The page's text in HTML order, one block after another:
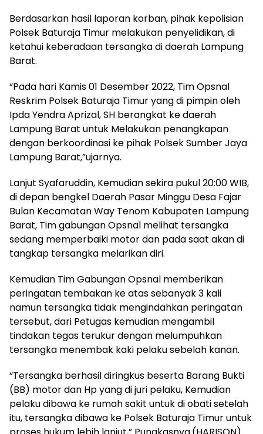
Berdasarkan hasil laporan korban, pihak kepolisian
Polsek Baturaja Timur melakukan penyelidikan, di
ketahui keberadaan tersangka di daerah Lampung
Barat.
“Pada hari Kamis 01 Desember 2022, Tim Opsnal
Reskrim Polsek Baturaja Timur yang di pimpin oleh
Ipda Yendra Aprizal, SH berangkat ke daerah
Lampung Barat untuk Melakukan penangkapan
dengan berkoordinasi ke pihak Polsek Sumber Jaya
Lampung Barat,”ujarnya.
Lanjut Syafaruddin, Kemudian sekira pukul 20:00 WIB,
di depan bengkel Daerah Pasar Minggu Desa Fajar
Bulan Kecamatan Way Tenom Kabupaten Lampung
Barat, Tim gabungan Opsnal melihat tersangka
sedang memperbaiki motor dan pada saat akan di
tangkap tersangka melarikan diri.
Kemudian Tim Gabungan Opsnal memberikan
peringatan tembakan ke atas sebanyak 3 kali
namun tersangka tidak mengindahkan peringatan
tersebut, dari Petugas kemudian mengambil
tindakan tegas terukur dengan melumpuhkan
tersangka menembak kaki pelaku sebelah kanan.
“Tersangka berhasil diringkus beserta Barang Bukti
(BB) motor dan Hp yang di juri pelaku, Kemudian
pelaku dibawa ke rumah sakit untuk di obati setelah
itu, tersangka dibawa ke Polsek Baturaja Timur untuk